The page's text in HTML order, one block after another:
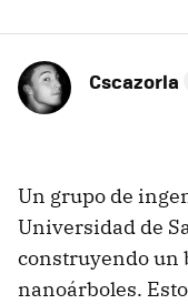
Cscazorla
Un grupo de
Universidad de
construyendo un
nanoárboles.